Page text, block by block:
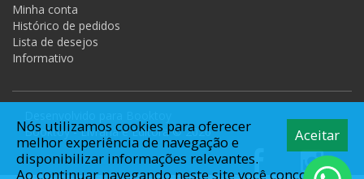
Minha conta
Histórico de pedidos
Lista de desejos
Informativo
Booktoy - Livraria e Editora © 2026
Aceitar
Nós utilizamos cookies para oferecer
melhor experiência de navegação e
disponibilizar informações relevantes.
Ao continuar navegando neste site você concorda